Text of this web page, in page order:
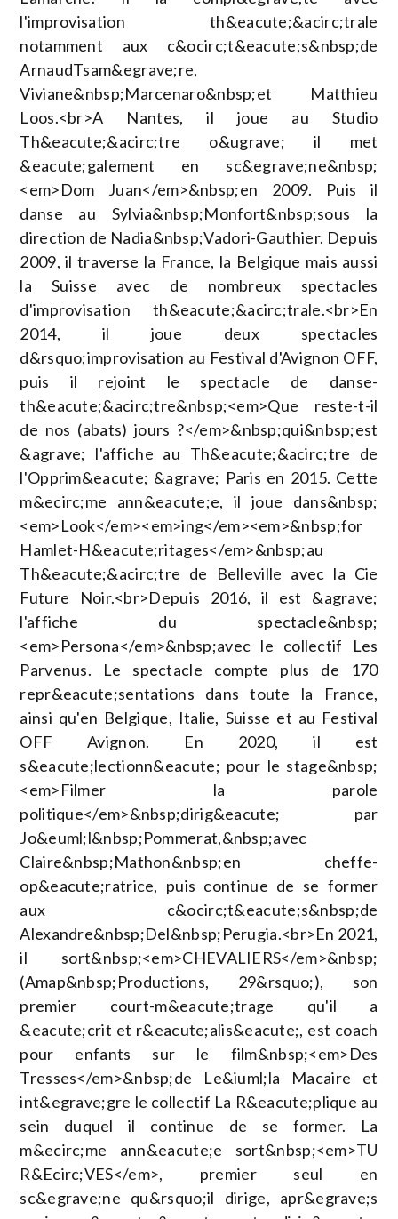
l'improvisation th&eacute;&acirc;trale
notamment aux c&ocirc;t&eacute;s&nbsp;de
ArnaudTsam&egrave;re,
Viviane&nbsp;Marcenaro&nbsp;et Matthieu
Loos.<br>A Nantes, il joue au Studio
Th&eacute;&acirc;tre o&ugrave; il met
&eacute;galement en sc&egrave;ne&nbsp;
<em>Dom Juan</em>&nbsp;en 2009. Puis il
danse au Sylvia&nbsp;Monfort&nbsp;sous la
direction de Nadia&nbsp;Vadori-Gauthier. Depuis
2009, il traverse la France, la Belgique mais aussi
la Suisse avec de nombreux spectacles
d'improvisation th&eacute;&acirc;trale.<br>En
2014, il joue deux spectacles
d&rsquo;improvisation au Festival d'Avignon OFF,
puis il rejoint le spectacle de danse-
th&eacute;&acirc;tre&nbsp;<em>Que reste-t-il
de nos (abats) jours ?</em>&nbsp;qui&nbsp;est
&agrave; l'affiche au Th&eacute;&acirc;tre de
l'Opprim&eacute; &agrave; Paris en 2015. Cette
m&ecirc;me ann&eacute;e, il joue dans&nbsp;
<em>Look</em><em>ing</em><em>&nbsp;for
Hamlet-H&eacute;ritages</em>&nbsp;au
Th&eacute;&acirc;tre de Belleville avec la Cie
Future Noir.<br>Depuis 2016, il est &agrave;
l'affiche du spectacle&nbsp;
<em>Persona</em>&nbsp;avec le collectif Les
Parvenus. Le spectacle compte plus de 170
repr&eacute;sentations dans toute la France,
ainsi qu'en Belgique, Italie, Suisse et au Festival
OFF Avignon. En 2020, il est
s&eacute;lectionn&eacute; pour le stage&nbsp;
<em>Filmer la parole
politique</em>&nbsp;dirig&eacute; par
Jo&euml;l&nbsp;Pommerat,&nbsp;avec
Claire&nbsp;Mathon&nbsp;en cheffe-
op&eacute;ratrice, puis continue de se former
aux c&ocirc;t&eacute;s&nbsp;de
Alexandre&nbsp;Del&nbsp;Perugia.<br>En 2021,
il sort&nbsp;<em>CHEVALIERS</em>&nbsp;
(Amap&nbsp;Productions, 29&rsquo;), son
premier court-m&eacute;trage qu'il a
&eacute;crit et r&eacute;alis&eacute;, est coach
pour enfants sur le film&nbsp;<em>Des
Tresses</em>&nbsp;de Le&iuml;la Macaire et
int&egrave;gre le collectif La R&eacute;plique au
sein duquel il continue de se former. La
m&ecirc;me ann&eacute;e sort&nbsp;<em>TU
R&Ecirc;VES</em>, premier seul en
sc&egrave;ne qu&rsquo;il dirige, apr&egrave;s